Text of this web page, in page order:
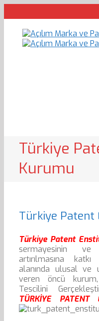
Türkiye
Kurumu
Türkiye Patent
Türkiye Patent
sermayesinin ve
artırılmasına
alanında ulusal ve
veren öncü kurum,
Tescilini
TÜRKİYE PATENT